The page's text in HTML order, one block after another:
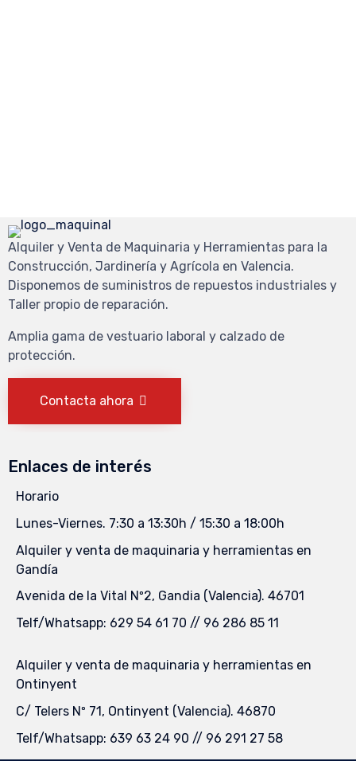
Alquiler y Venta de Maquinaria y Herramientas para la
Construcción, Jardinería y Agrícola en Valencia.
Disponemos de suministros de repuestos industriales y
Taller propio de reparación.
Amplia gama de vestuario laboral y calzado de
protección.
Contacta ahora
Enlaces de interés
Horario
Lunes-Viernes. 7:30 a 13:30h / 15:30 a 18:00h
Alquiler y venta de maquinaria y herramientas en
Gandía
Avenida de la Vital Nº2, Gandia (Valencia). 46701
Telf/Whatsapp: 629 54 61 70 // 96 286 85 11
Alquiler y venta de maquinaria y herramientas en
Ontinyent
C/ Telers Nº 71, Ontinyent (Valencia). 46870
Telf/Whatsapp: 639 63 24 90 // 96 291 27 58